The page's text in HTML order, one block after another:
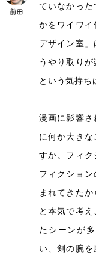
ていなかった
かをワイワイ
デザイン室」
うやり取り
という気持ち
漫画に影響さ
に何か大き
すか。フィク
フィクショ
まれてきた
と本気で考
たシーンが
い、剣の腕を